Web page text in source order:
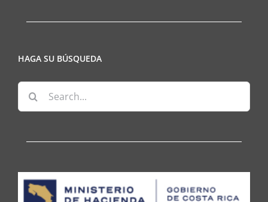
HAGA SU BÚSQUEDA
Search
for: